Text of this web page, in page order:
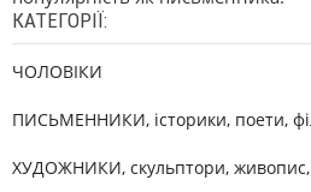
КАТЕГОРІЇ:
ЧОЛОВІКИ
ПИСЬМЕННИКИ, історики, поети,
ХУДОЖНИКИ, скульптори, живопис,